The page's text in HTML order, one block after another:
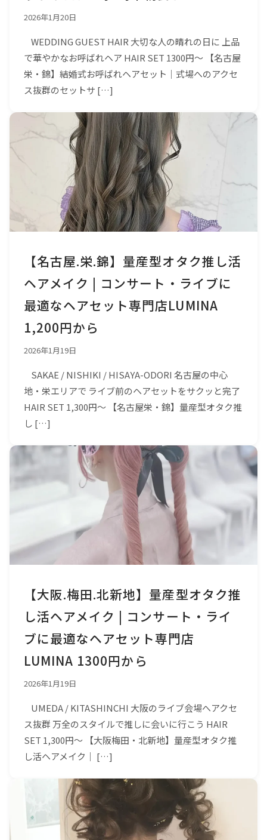
2026年1月20日
WEDDING GUEST HAIR 大切な人の晴れの日に 上品
で華やかなお呼ばれヘア HAIR SET 1300円〜 【名古屋
栄・錦】結婚式お呼ばれヘアセット｜式場へのアクセ
ス抜群のセットサ […]
【名古屋.栄.錦】量産型オタク推し活
ヘアメイク | コンサート・ライブに
最適なヘアセット専門店LUMINA
1,200円から
2026年1月19日
SAKAE / NISHIKI / HISAYA-ODORI 名古屋の中心
地・栄エリアで ライブ前のヘアセットをサクッと完了
HAIR SET 1,300円〜 【名古屋栄・錦】量産型オタク推
し […]
【大阪.梅田.北新地】量産型オタク推
し活ヘアメイク | コンサート・ライ
ブに最適なヘアセット専門店
LUMINA 1300円から
2026年1月19日
UMEDA / KITASHINCHI 大阪のライブ会場へアクセ
ス抜群 万全のスタイルで推しに会いに行こう HAIR
SET 1,300円〜 【大阪梅田・北新地】量産型オタク推
し活ヘアメイク｜ […]